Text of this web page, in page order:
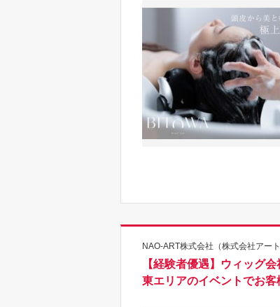
NAO-ART株式会社（株式会社アー
【経験者優遇】ウィッグ
東エリアのイベントでお